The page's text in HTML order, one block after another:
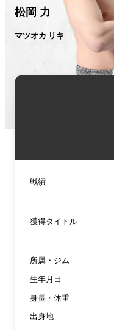
松岡 力
マツオカ リキ
戦績
獲得タイトル
所属・ジム
生年月日
身長・体重
出身地